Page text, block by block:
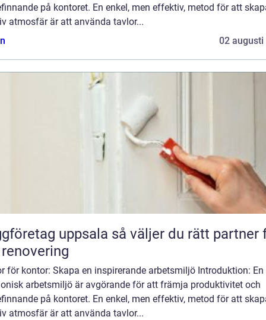
på kontoret. En enkel, men effektiv, metod för att
atmosfär är att använda tavlor...
02 augusti
uppsala så väljer du rätt partner för
för kontor: Skapa en inspirerande arbetsmiljö Introduktion: En
arbetsmiljö är avgörande för att främja produktivitet och
på kontoret. En enkel, men effektiv, metod för att
atmosfär är att använda tavlor...